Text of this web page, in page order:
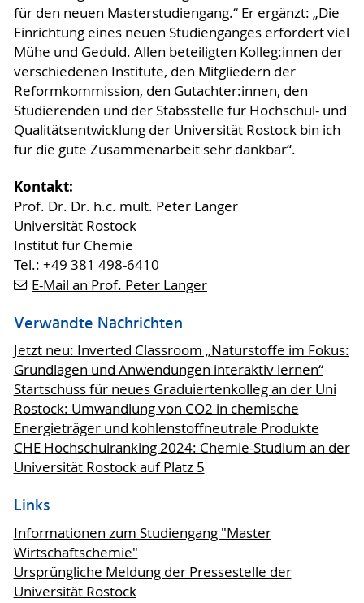
für den neuen Masterstudiengang.“ Er ergänzt: „Die
Einrichtung eines neuen Studienganges erfordert viel
Mühe und Geduld. Allen beteiligten Kolleg:innen der
verschiedenen Institute, den Mitgliedern der
Reformkommission, den Gutachter:innen, den
Studierenden und der Stabsstelle für Hochschul- und
Qualitätsentwicklung der Universität Rostock bin ich
für die gute Zusammenarbeit sehr dankbar“.
Kontakt:
Prof. Dr. Dr. h.c. mult. Peter Langer
Universität Rostock
Institut für Chemie
Tel.: +49 381 498-6410
E-Mail an Prof. Peter Langer
Verwandte Nachrichten
Jetzt neu: Inverted Classroom „Naturstoffe im Fokus:
Grundlagen und Anwendungen interaktiv lernen“
Startschuss für neues Graduiertenkolleg an der Uni
Rostock: Umwandlung von CO2 in chemische
Energieträger und kohlenstoffneutrale Produkte
CHE Hochschulranking 2024: Chemie-Studium an der
Universität Rostock auf Platz 5
Links
Informationen zum Studiengang "Master
Wirtschaftschemie"
Ursprüngliche Meldung der Pressestelle der
Universität Rostock